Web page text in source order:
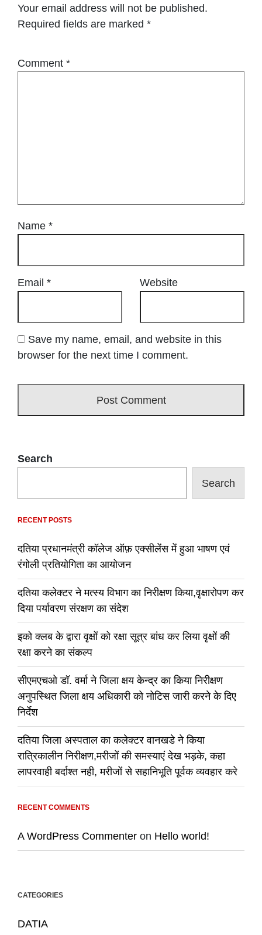
Your email address will not be published.
Required fields are marked *
Comment *
Name *
Email * Website
Save my name, email, and website in this
browser for the next time I comment.
Search
Search
RECENT POSTS
दतिया प्रधानमंत्री कॉलेज ऑफ़ एक्सीलेंस में हुआ भाषण एवं
रंगोली प्रतियोगिता का आयोजन
दतिया कलेक्टर ने मत्स्य विभाग का निरीक्षण किया,वृक्षारोपण कर
दिया पर्यावरण संरक्षण का संदेश
इको क्लब के द्वारा वृक्षों को रक्षा सूत्र बांध कर लिया वृक्षों की
रक्षा करने का संकल्प
सीएमएचओ डॉ. वर्मा ने जिला क्षय केन्द्र का किया निरीक्षण
अनुपस्थित जिला क्षय अधिकारी को नोटिस जारी करने के दिए
निर्देश
दतिया जिला अस्पताल का कलेक्टर वानखडे ने किया
रात्रिकालीन निरीक्षण,मरीजों की समस्याएं देख भड़के, कहा
लापरवाही बर्दाश्त नही, मरीजों से सहानिभूति पूर्वक व्यवहार करे
RECENT COMMENTS
A WordPress Commenter on Hello world!
CATEGORIES
DATIA